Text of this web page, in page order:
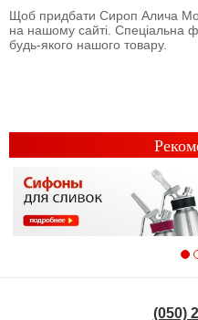
Щоб придбати Сироп Алича
на нашому сайті. Спеціальна
будь-якого нашого товару.
(050)